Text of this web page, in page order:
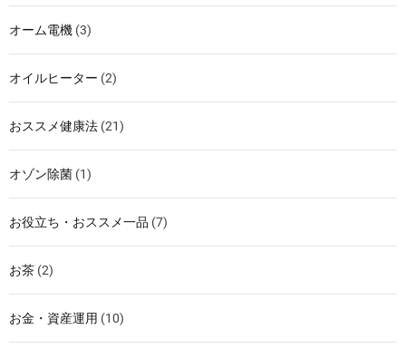
オーム電機 (3)
オイルヒーター (2)
おススメ健康法 (21)
オゾン除菌 (1)
お役立ち・おススメ一品 (7)
お茶 (2)
お金・資産運用 (10)